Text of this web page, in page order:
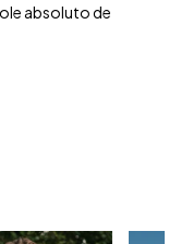
absoluto de